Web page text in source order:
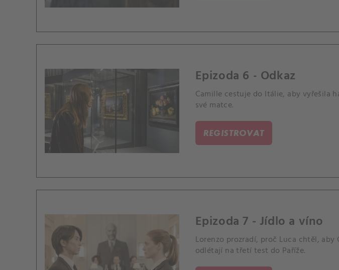
Epizoda 6 - Odkaz
Camille cestuje do Itálie, aby vyřešila
své matce.
REGISTROVAT
Epizoda 7 - Jídlo a víno
Lorenzo prozradí, proč Luca chtěl,
odlétají na třetí test do Paříže.